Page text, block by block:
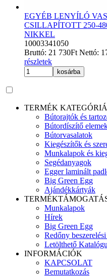
EGYÉB LENYÍLÓ
CSILLAPÍTOTT 250-
NIKKEL
10003341050
Bruttó: 21 730Ft Nettó:
részletek
kosárba
TERMÉK
Bútorajtók és
Bútordíszítő
Bútorvasalatok
Kiegészítők és
Munkalapok és
Segédanyagok
Egger laminált
Big Green Egg
Ajándékkártyák
Munkalapok
Hírek
Big Green Egg
Redőny
Letölthető
INFORMÁCIÓK
KAPCSOLAT
Bemutatkozás